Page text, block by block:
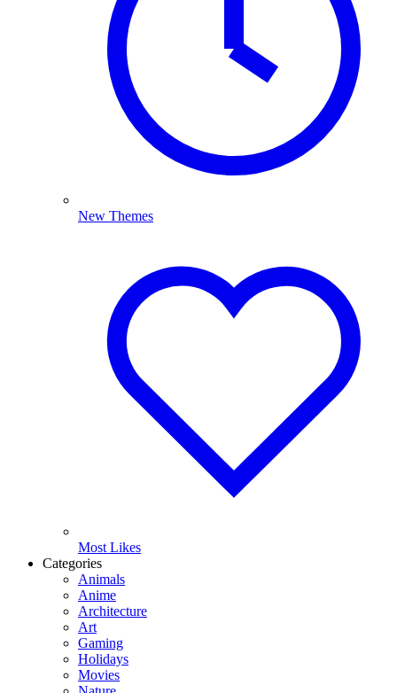
New Themes
Most Likes
Categories
Animals
Anime
Architecture
Art
Gaming
Holidays
Movies